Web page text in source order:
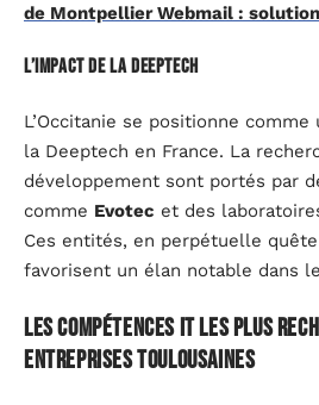
de Montpellier Webmail :
L’impact de la Deeptech
L’Occitanie se positionne
la Deeptech en France. La
développement sont portés par
comme Evotec et des
Ces entités, en perpétuelle quête
favorisent un élan notable dans
Les compétences IT les plus
entreprises toulousaines